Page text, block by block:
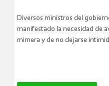
Diversos ministros del
manifestado la necesidad de
mimera y de no dejarse